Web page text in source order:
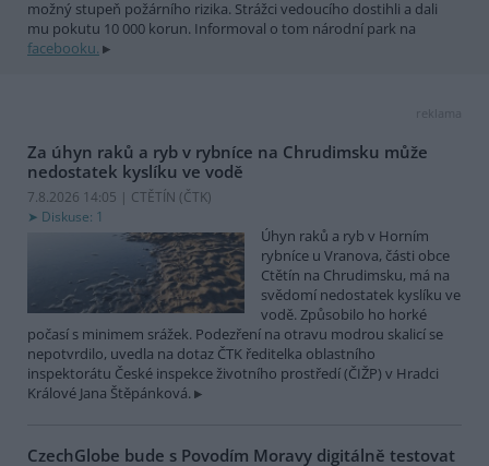
možný stupeň požárního rizika. Strážci vedoucího dostihli a dali
mu pokutu 10 000 korun. Informoval o tom národní park na
facebooku.
reklama
Za úhyn raků a ryb v rybníce na Chrudimsku může
nedostatek kyslíku ve vodě
7.8.2026 14:05 | CTĚTÍN (ČTK)
Diskuse: 1
Úhyn raků a ryb v Horním
rybníce u Vranova, části obce
Ctětín na Chrudimsku, má na
svědomí nedostatek kyslíku ve
vodě. Způsobilo ho horké
počasí s minimem srážek. Podezření na otravu modrou skalicí se
nepotvrdilo, uvedla na dotaz ČTK ředitelka oblastního
inspektorátu České inspekce životního prostředí (ČIŽP) v Hradci
Králové Jana Štěpánková.
CzechGlobe bude s Povodím Moravy digitálně testovat